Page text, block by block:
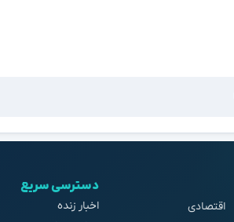
اقتصادی
دسترسی سریع
اخبار زنده